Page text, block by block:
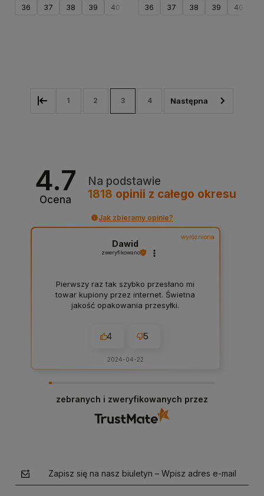
36 37 38 39 40 36 37 38 39 40
1 2 3 4
4.7
Ocena
Na podstawie
1818 opinii z całego okresu
Jak zbieramy opinie?
wyróżniona
Dawid
zweryfikowano
Pierwszy raz tak szybko przesłano mi
towar kupiony przez internet. Świetna
jakość opakowania przesyłki.
4 5
2024-04-22
zebranych i zweryfikowanych przez
Zapisz się na nasz biuletyn – Wpisz adres e-mail